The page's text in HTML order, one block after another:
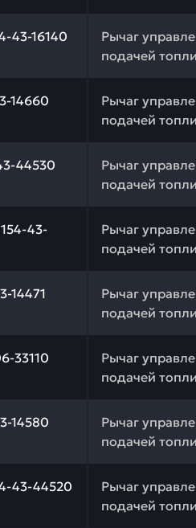
43-16140
Рычаг
подачей
подбор. Пружина
14660
Рычаг
подачей
подбор. Рычаг
44530
Рычаг
подачей
подбор. Опора
43-
Рычаг
подачей
подбор. Кронштейн
14471
Рычаг
подачей
подбор. Вилка
33110
Рычаг
подачей
подбор. Хомут
14580
Рычаг
подачей
подбор. Вилка
43-44520
Рычаг
подачей
подбор. Пружина